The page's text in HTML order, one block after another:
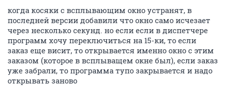
когда косяки с всплывающим окно устранят, в
последней версии добавили что окно само исчезает
через несколько секунд. но если если в диспетчере
программ хочу переключиться на 15-ки, то если
заказ еще висит, то открывается именно окно с этим
заказом (которое в всплыващем окне был), если заказ
уже забрали, то программа тупо закрывается и надо
открывать заново